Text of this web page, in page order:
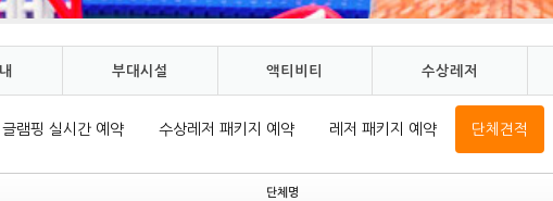
부대시설 액티비티 수상레저
글램핑 실시간 예약 수상레저 패키지 예약 레저 패키지 예약 단체견적
단체명